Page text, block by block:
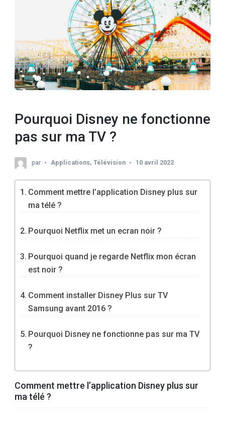
Pourquoi Disney ne fonctionne
pas sur ma TV ?
par Applications, Télévision 10 avril 2022
Comment mettre l’application Disney plus sur
ma télé ?
Pourquoi Netflix met un ecran noir ?
Pourquoi quand je regarde Netflix mon écran
est noir ?
Comment installer Disney Plus sur TV
Samsung avant 2016 ?
Pourquoi Disney ne fonctionne pas sur ma TV
?
Comment mettre l’application Disney plus sur
ma télé ?